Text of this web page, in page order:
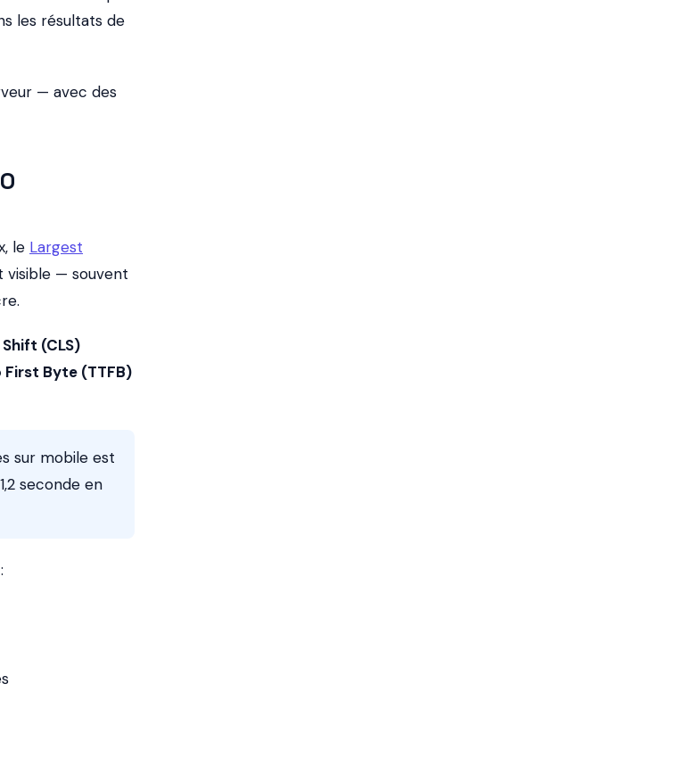
les résultats de
— avec des
le Largest
visible — souvent
(CLS)
First Byte (TTFB)
sur mobile est
seconde en